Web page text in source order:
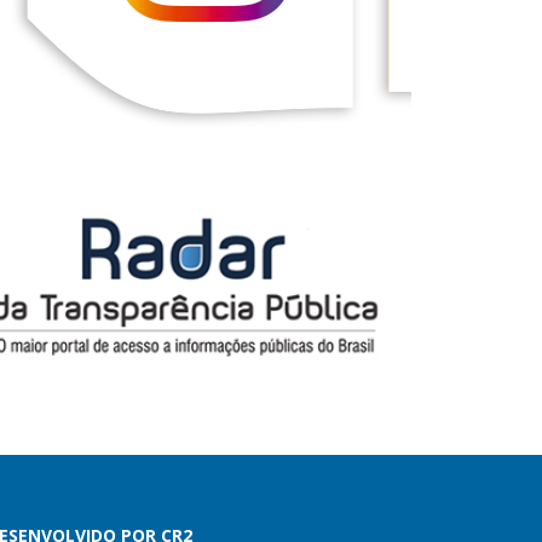
POR CR2